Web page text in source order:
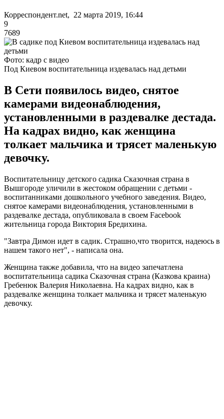
Корреспондент.net, 22 марта 2019, 16:44
9
7689
Фото: кадр с видео
Под Киевом воспитательница издевалась над детьми
В Сети появилось видео, снятое
камерами видеонаблюдения,
установленными в раздевалке дестада.
На кадрах видно, как женщина
толкает мальчика и трясет маленькую
девочку.
Воспитательницу детского садика Сказочная страна в
Вышгороде уличили в жестоком обращении с детьми -
воспитанниками дошкольного учебного заведения. Видео,
снятое камерами видеонаблюдения, установленными в
раздевалке дестада, опубликовала в своем Facebook
жительница города Виктория Бредихина.
"Завтра Димон идет в садик. Страшно,что творится, надеюсь в
нашем такого нет", - написала она.
Женщина также добавила, что на видео запечатлена
воспитательница садика Сказочная страна (Казкова краина)
Гребенюк Валерия Николаевна. На кадрах видно, как в
раздевалке женщина толкает мальчика и трясет маленькую
девочку.